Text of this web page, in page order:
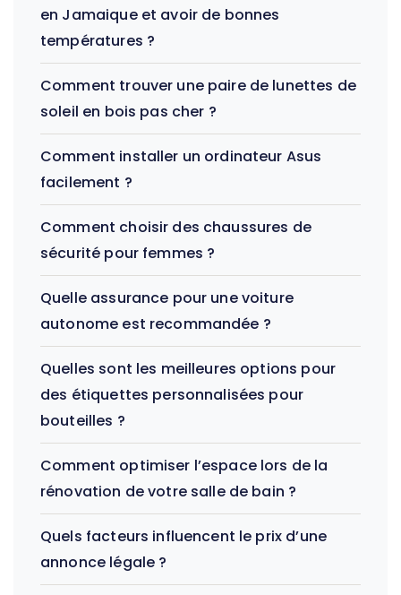
en Jamaique et avoir de bonnes
températures ?
Comment trouver une paire de lunettes de
soleil en bois pas cher ?
Comment installer un ordinateur Asus
facilement ?
Comment choisir des chaussures de
sécurité pour femmes ?
Quelle assurance pour une voiture
autonome est recommandée ?
Quelles sont les meilleures options pour
des étiquettes personnalisées pour
bouteilles ?
Comment optimiser l’espace lors de la
rénovation de votre salle de bain ?
Quels facteurs influencent le prix d’une
annonce légale ?